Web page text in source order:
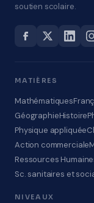
soutien scolaire.
MATIÈRES
Mathématiques
GéographieHistoire
Physique appliquée
Action commerciale
Ressources
Sc. sanitaires et
NIVEAUX